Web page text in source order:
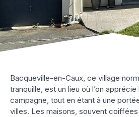
Bacqueville-en-Caux, ce village
tranquille, est un lieu où l’on
campagne, tout en étant à une
villes. Les maisons, souvent